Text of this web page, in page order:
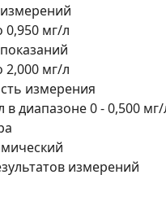
0,950 мг/л
2,000 мг/л
измерения
в диапазоне 0 - 0,500
измерений